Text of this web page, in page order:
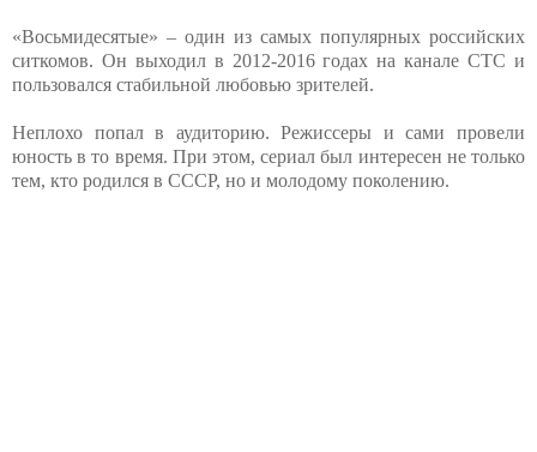
«Восьмидесятые» – один из самых популярных российских
ситкомов. Он выходил в 2012-2016 годах на канале CTC и
пользовался стабильной любовью зрителей.
Неплохо попал в аудиторию. Режиссеры и сами провели
юность в то время. При этом, сериал был интересен не только
тем, кто родился в СССР, но и молодому поколению.